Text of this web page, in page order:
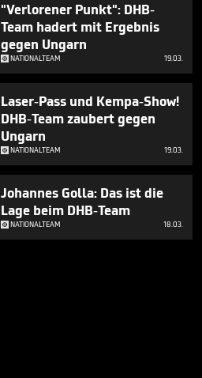
"Verlorener Punkt": DHB-
Team hadert mit Ergebnis
gegen Ungarn
NATIONALTEAM 19.03.
Laser-Pass und Kempa-Show!
DHB-Team zaubert gegen
Ungarn
NATIONALTEAM 19.03.
Johannes Golla: Das ist die
Lage beim DHB-Team
NATIONALTEAM 18.03.